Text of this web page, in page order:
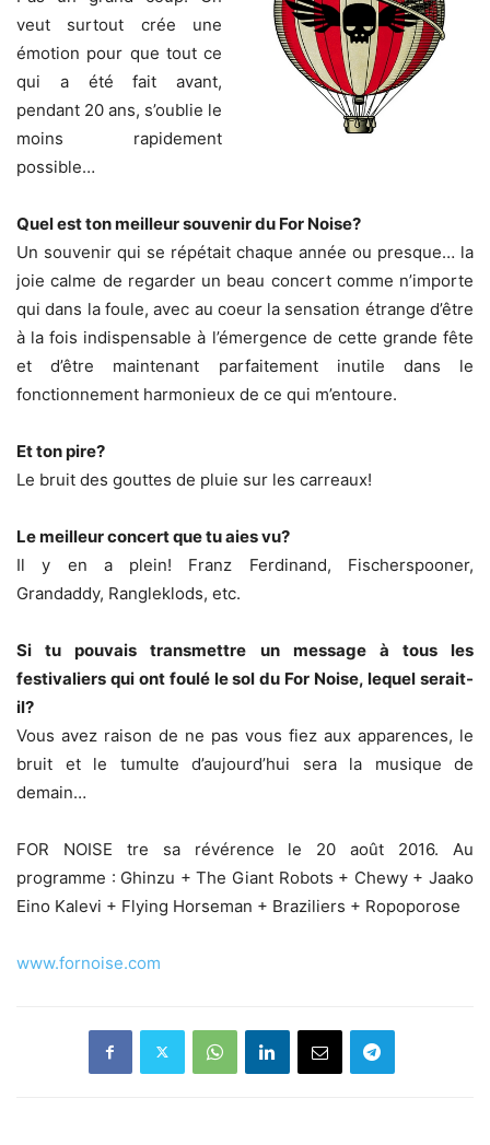
veut surtout crée une
émotion pour que tout ce
qui a été fait avant,
pendant 20 ans, s’oublie le
moins rapidement
possible…
Quel est ton meilleur souvenir du For Noise?
Un souvenir qui se répétait chaque année ou presque… la
joie calme de regarder un beau concert comme n’importe
qui dans la foule, avec au coeur la sensation étrange d’être
à la fois indispensable à l’émergence de cette grande fête
et d’être maintenant parfaitement inutile dans le
fonctionnement harmonieux de ce qui m’entoure.
Et ton pire?
Le bruit des gouttes de pluie sur les carreaux!
Le meilleur concert que tu aies vu?
Il y en a plein! Franz Ferdinand, Fischerspooner,
Grandaddy, Rangleklods, etc.
Si tu pouvais transmettre un message à tous les
festivaliers qui ont foulé le sol du For Noise, lequel serait-
il?
Vous avez raison de ne pas vous fiez aux apparences, le
bruit et le tumulte d’aujourd’hui sera la musique de
demain…
FOR NOISE tre sa révérence le 20 août 2016. Au
programme : Ghinzu + The Giant Robots + Chewy + Jaako
Eino Kalevi + Flying Horseman + Braziliers + Ropoporose
www.fornoise.com